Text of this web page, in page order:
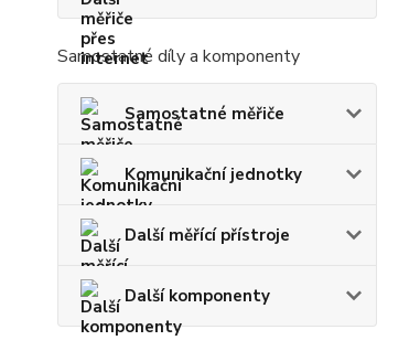
Samostatné díly a komponenty
Samostatné měřiče
Komunikační jednotky
Další měřící přístroje
Další komponenty